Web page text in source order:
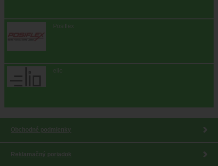
Posiflex
elio
Obchodné podmienky
Reklamačný poriadok